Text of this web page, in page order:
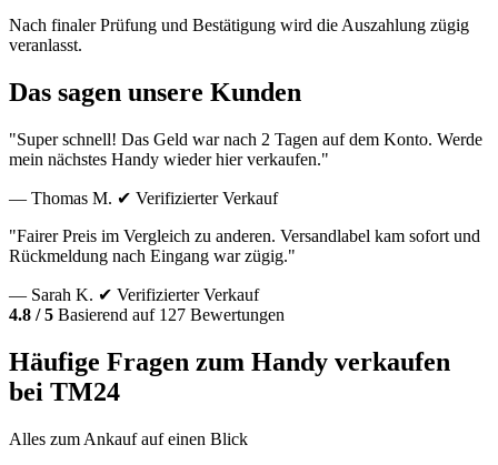
Nach finaler Prüfung und Bestätigung wird die Auszahlung zügig
veranlasst.
Das sagen unsere Kunden
"Super schnell! Das Geld war nach 2 Tagen auf dem Konto. Werde
mein nächstes Handy wieder hier verkaufen."
— Thomas M. ✔ Verifizierter Verkauf
"Fairer Preis im Vergleich zu anderen. Versandlabel kam sofort und
Rückmeldung nach Eingang war zügig."
— Sarah K. ✔ Verifizierter Verkauf
4.8 / 5 Basierend auf 127 Bewertungen
Häufige Fragen zum Handy verkaufen
bei TM24
Alles zum Ankauf auf einen Blick